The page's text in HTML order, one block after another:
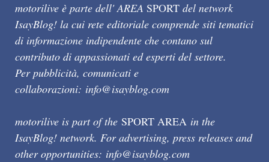
motorilive è parte dell' AREA SPORT del network
IsayBlog! la cui rete editoriale comprende siti tematici
di informazione indipendente che contano sul
contributo di appassionati ed esperti del settore.
Per pubblicità, comunicati e
collaborazioni: info@isayblog.com
motorilive is part of the SPORT AREA in the
IsayBlog! network. For advertising, press releases and
other opportunities: info@isayblog.com